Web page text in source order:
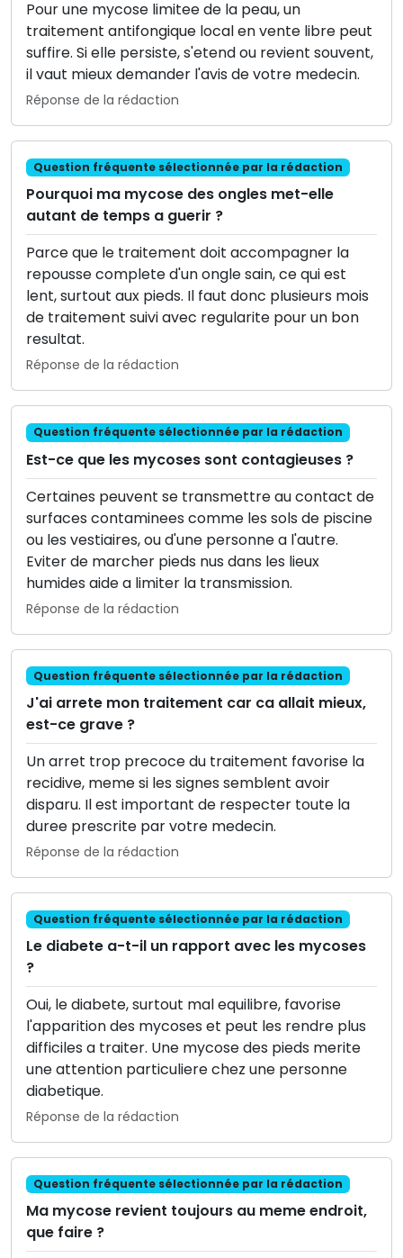
Pour une mycose limitee de la peau, un
traitement antifongique local en vente libre peut
suffire. Si elle persiste, s'etend ou revient souvent,
il vaut mieux demander l'avis de votre medecin.
Réponse de la rédaction
Question fréquente sélectionnée par la rédaction
Pourquoi ma mycose des ongles met-elle
autant de temps a guerir ?
Parce que le traitement doit accompagner la
repousse complete d'un ongle sain, ce qui est
lent, surtout aux pieds. Il faut donc plusieurs mois
de traitement suivi avec regularite pour un bon
resultat.
Réponse de la rédaction
Question fréquente sélectionnée par la rédaction
Est-ce que les mycoses sont contagieuses ?
Certaines peuvent se transmettre au contact de
surfaces contaminees comme les sols de piscine
ou les vestiaires, ou d'une personne a l'autre.
Eviter de marcher pieds nus dans les lieux
humides aide a limiter la transmission.
Réponse de la rédaction
Question fréquente sélectionnée par la rédaction
J'ai arrete mon traitement car ca allait mieux,
est-ce grave ?
Un arret trop precoce du traitement favorise la
recidive, meme si les signes semblent avoir
disparu. Il est important de respecter toute la
duree prescrite par votre medecin.
Réponse de la rédaction
Question fréquente sélectionnée par la rédaction
Le diabete a-t-il un rapport avec les mycoses
?
Oui, le diabete, surtout mal equilibre, favorise
l'apparition des mycoses et peut les rendre plus
difficiles a traiter. Une mycose des pieds merite
une attention particuliere chez une personne
diabetique.
Réponse de la rédaction
Question fréquente sélectionnée par la rédaction
Ma mycose revient toujours au meme endroit,
que faire ?